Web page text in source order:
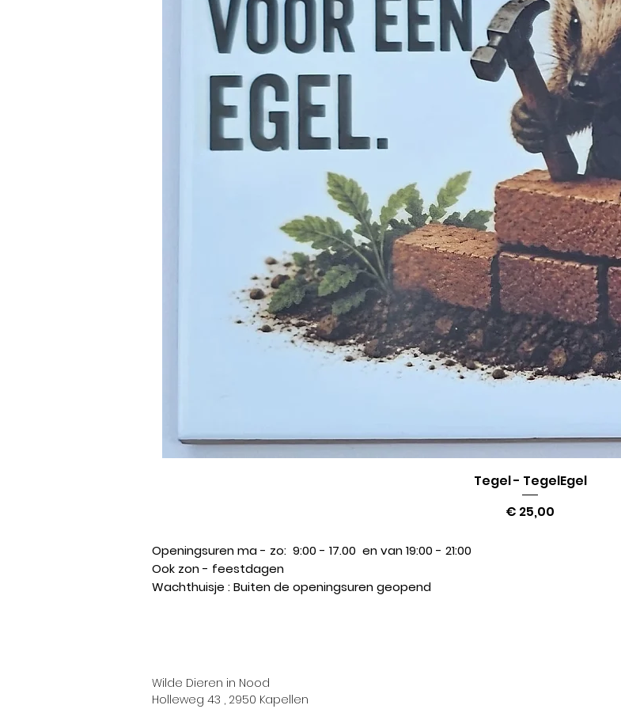
Snel overzicht
Tegel - TegelEgel
Prijs
€ 25,00
Openingsuren ma - zo: 9:00 - 17.00 en van 19:00 - 21:00
Ook zon - feestdagen ​
Wachthuisje : Buiten de openingsuren geopend
Wilde Dieren in Nood
Holleweg 43 , 2950 Kapellen